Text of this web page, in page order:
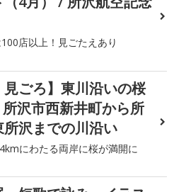
店以上！見ごたえあり
見ごろ】東川沿いの桜
沢市西新井町から所
所沢までの川沿い
にわたる両岸に桜が満開に